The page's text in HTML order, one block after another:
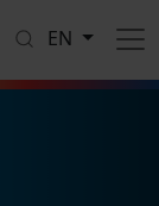
EN